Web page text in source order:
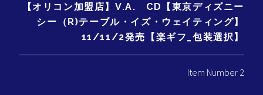
【オリコン加盟店】V.A. CD【東京ディズニー
シー（R)テーブル・イズ・ウェイティング】
11/11/2発売【楽ギフ_包装選択】
Item Number 2